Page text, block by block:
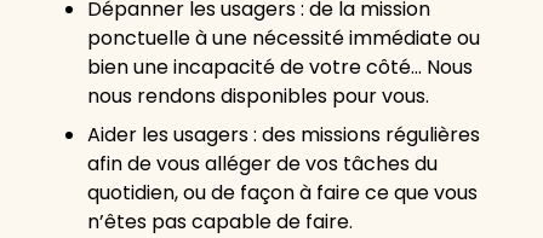
Dépanner les usagers : de la mission
ponctuelle à une nécessité immédiate ou
bien une incapacité de votre côté… Nous
nous rendons disponibles pour vous.
Aider les usagers : des missions régulières
afin de vous alléger de vos tâches du
quotidien, ou de façon à faire ce que vous
n’êtes pas capable de faire.